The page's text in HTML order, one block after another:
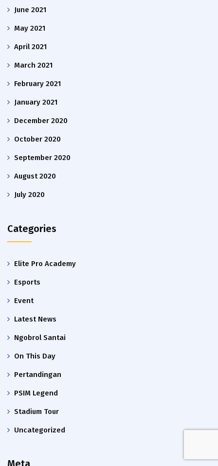
June 2021
May 2021
April 2021
March 2021
February 2021
January 2021
December 2020
October 2020
September 2020
August 2020
July 2020
Categories
Elite Pro Academy
Esports
Event
Latest News
Ngobrol Santai
On This Day
Pertandingan
PSIM Legend
Stadium Tour
Uncategorized